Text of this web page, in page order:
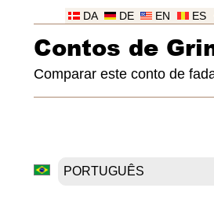
ES
EN
DE
DA
Contos de
Comparar este conto de